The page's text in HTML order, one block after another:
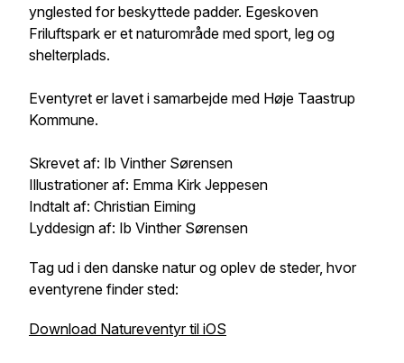
ynglested for beskyttede padder. Egeskoven
Friluftspark er et naturområde med sport, leg og
shelterplads.
Eventyret er lavet i samarbejde med Høje Taastrup
Kommune.
Skrevet af: Ib Vinther Sørensen
Illustrationer af: Emma Kirk Jeppesen
Indtalt af: Christian Eiming
Lyddesign af: Ib Vinther Sørensen
Tag ud i den danske natur og oplev de steder, hvor
eventyrene finder sted:
Download Natureventyr til iOS